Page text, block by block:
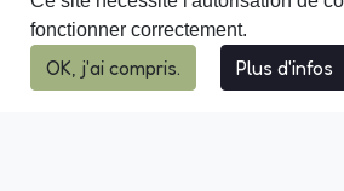
fonctionner correctement.
OK, j'ai compris. Plus d'infos